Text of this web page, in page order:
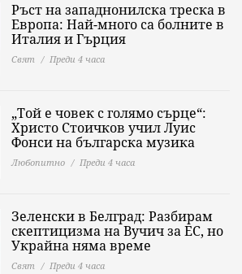
Ръст на западнонилска треска в
Европа: Най-много са болните в
Италия и Гърция
Свят Преди 4 часа
„Той е човек с голямо сърце“:
Христо Стоичков учил Луис
Фонси на българска музика
Любопитно Преди 4 часа
Зеленски в Белград: Разбирам
скептицизма на Вучич за ЕС, но
Украйна няма време
Свят Преди 4 часа